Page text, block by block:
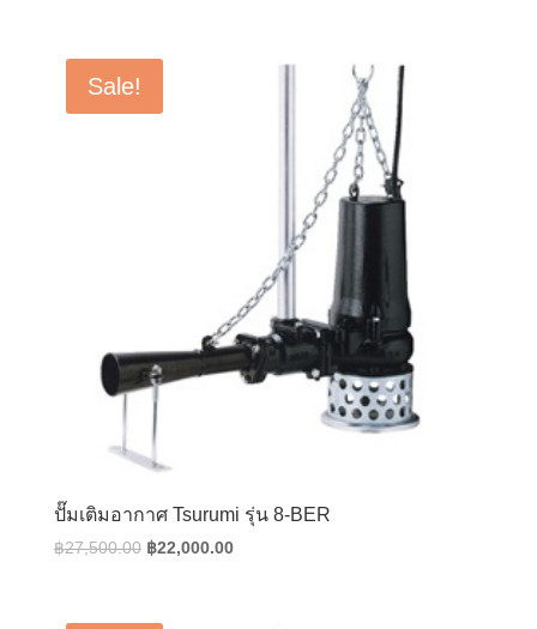
฿110,000.00. ฿88,000.00.
Sale!
ปั๊มเติมอากาศ Tsurumi รุ่น 8-BER
฿27,500.00 Original
฿22,000.00Current